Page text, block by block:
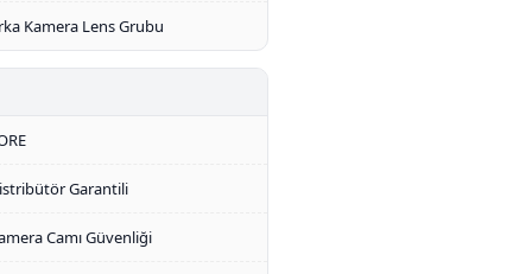
Kamera Lens Grubu
Garantili
Camı Güvenliği